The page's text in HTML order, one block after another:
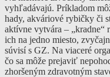
vyhľadávajú. Príkladom
hady, akváriové rybičky či
aktívne vytvára – „kradne“
ich na jedno miesto,
súvisí s GZ. Na viaceré
čo sa môže prejaviť
zhoršeným zdravotným